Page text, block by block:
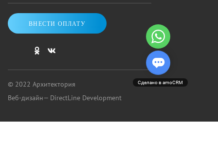
ВНЕСТИ ОПЛАТУ
© 2022 Архитектория
Веб-дизайн— DirectLine Development
Сделано в amoCRM